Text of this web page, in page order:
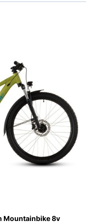
Mountainbike 8v